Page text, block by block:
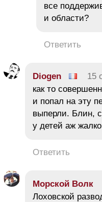
все
и области?
Ответить
Diogen 15
как то
и попал на эту
выперли. Блин,
у детей аж
Ответить
Морской Волк
Лоховской